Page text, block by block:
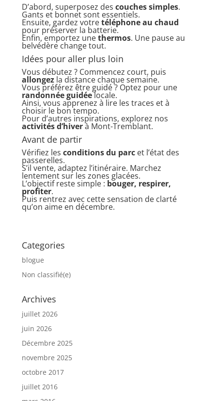
D’abord, superposez des couches simples.
Gants et bonnet sont essentiels.
Ensuite, gardez votretéléphone au chaud
pour préserver la batterie.
Enfin, emportez unethermos. Une pause au
belvédère change tout.
Idées pour aller plus loin
Vous débutez ? Commencez court, puis
allongezla distance chaque semaine.
Vous préférez être guidé ? Optez pour une
randonnée guidéelocale.
Ainsi, vous apprenez à lire les traces et à
choisir le bon tempo.
Pour d’autres inspirations, explorez nos
activités d’hiverà Mont-Tremblant.
Avant de partir
Vérifiez les conditions du parcet l’état des
passerelles.
S’il vente, adaptez l’itinéraire. Marchez
lentement sur les zones glacées.
L’objectif reste simple : bouger, respirer,
profiter.
Puis rentrez avec cette sensation de clarté
qu’on aime en décembre.
Categories
blogue
Non classifié(e)
Archives
juillet 2026
juin 2026
Décembre 2025
novembre 2025
octobre 2017
juillet 2016